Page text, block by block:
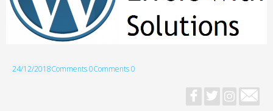
24/12/2018Comments 0Comments 0